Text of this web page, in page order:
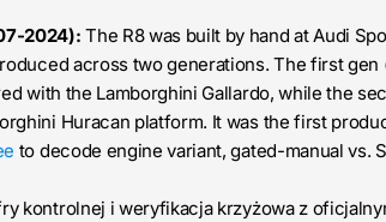
2024): The R8 was built by hand at Audi
across two generations. The first gen
with the Lamborghini Gallardo, while the
Huracan platform. It was the first
to decode engine variant, gated-manual vs.
kontrolnej i weryfikacja krzyżowa z